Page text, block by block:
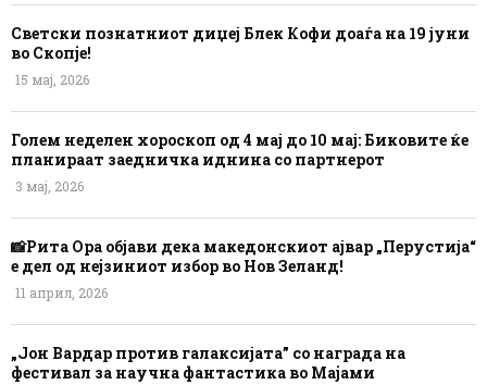
Светски познатниот диџеј Блек Кофи доаѓа на 19 јуни
во Скопје!
15 мај, 2026
Голем неделен хороскоп од 4 мај до 10 мај: Биковите ќе
планираат заедничка иднина со партнерот
3 мај, 2026
📸Рита Ора објави дека македонскиот ајвар „Перустија“
е дел од нејзиниот избор во Нов Зеланд!
11 април, 2026
„Јон Вардар против галаксијата” со награда на
фестивал за научна фантастика во Мајами